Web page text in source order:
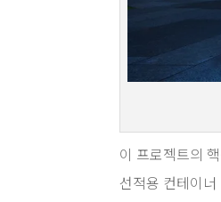
이 프로젝트의
선적용 컨테이